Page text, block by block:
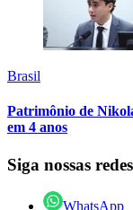
Brasil
Patrimônio de
em 4 anos
Siga nossas redes
WhatsApp